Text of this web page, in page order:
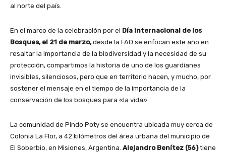
al norte del país.
En el marco de la celebración por el Día Internacional de los
Bosques, el 21 de marzo,desde la FAO se enfocan este año en
resaltar la importancia de la biodiversidad y la necesidad de su
protección, compartimos la historia de uno de los guardianes
invisibles, silenciosos, pero que en territorio hacen, y mucho, por
sostener el mensaje en el tiempo de la importancia de la
conservación de los bosques para «la vida».
La comunidad de Pindo Poty se encuentra ubicada muy cerca de
Colonia La Flor, a 42 kilómetros del área urbana del municipio de
El Soberbio, en Misiones, Argentina. Alejandro Benítez (56)tiene